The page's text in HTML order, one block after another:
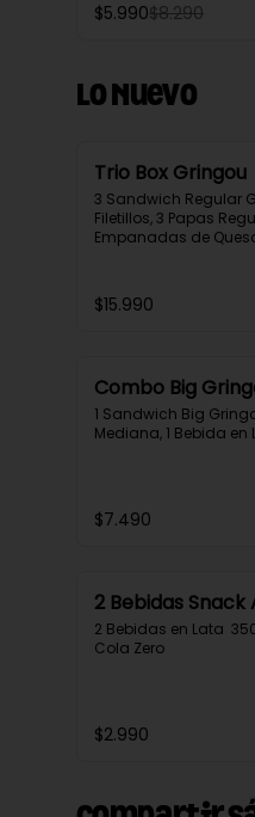
$5.990$8.290
Lo Nuevo
Trio Box Gringou
3 Sandwich Regular
Filetillos, 3 Papas
Empanadas de
$15.990
Combo Big
1 Sandwich Big
Mediana, 1 Bebida en
$7.490
2 Bebidas
2 Bebidas en Lata
Cola Zero
$2.990